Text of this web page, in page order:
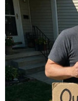
mùa cháy
10/07/2022 07:59
Cal Fire ước
phóng hỏa sẽ lớn
trải qua một mùa
của tình trạng